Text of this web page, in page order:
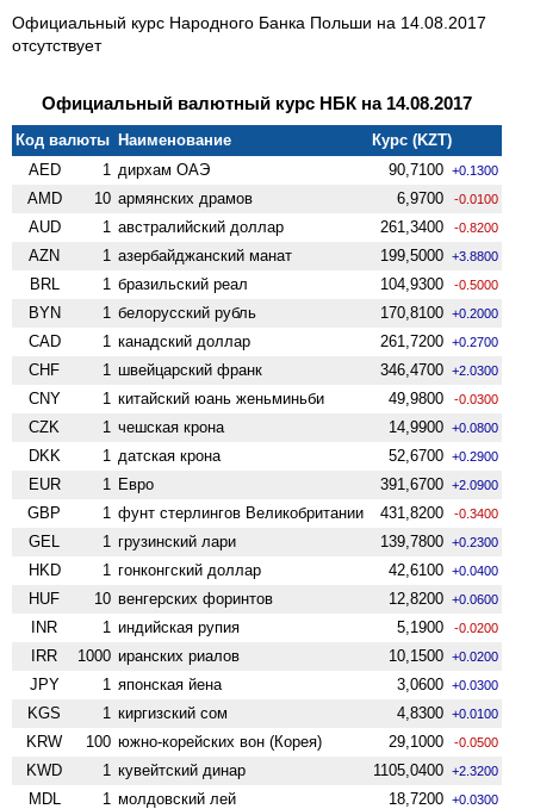
Официальный курс Народного Банка Польши на 14.08.2017
отсутствует
Официальный валютный курс НБК на 14.08.2017
Код валюты Наименование
Курс (KZT)
AED
1 дирхам ОАЭ 90,7100 +0.1300
AMD 10 армянских драмов 6,9700 -0.0100
AUD 1 австралийский доллар 261,3400 -0.8200
AZN 1 азербайджанский манат 199,5000 +3.8800
BRL 1 бразильский реал 104,9300 -0.5000
BYN 1 белорусский рубль 170,8100 +0.2000
CAD 1 канадский доллар 261,7200 +0.2700
CHF 1 швейцарский франк 346,4700 +2.0300
CNY 1 китайский юань женьминьби 49,9800 -0.0300
CZK 1 чешская крона 14,9900 +0.0800
DKK 1 датская крона 52,6700 +0.2900
EUR 1 Евро 391,6700 +2.0900
GBP 1 фунт стерлингов Велико­британии 431,8200 -0.3400
GEL 1 грузинский лари 139,7800 +0.2300
HKD 1 гонконгский доллар 42,6100 +0.0400
HUF 10 венгерских форинтов 12,8200 +0.0600
INR 1 индийская рупия 5,1900 -0.0200
IRR 1000 иранских риалов 10,1500 +0.0200
JPY 1 японская йена 3,0600 +0.0300
KGS 1 киргизский сом 4,8300 +0.0100
KRW 100 южно-корейских вон (Корея) 29,1000 -0.0500
KWD 1 кувейтский динар 1105,0400 +2.3200
MDL 1 молдовский лей 18,7200 +0.0300